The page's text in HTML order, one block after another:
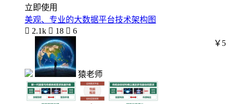
立即使用
美观、专业的大数据平台技术架构图
 2.1k  18  6
猿老师
￥5